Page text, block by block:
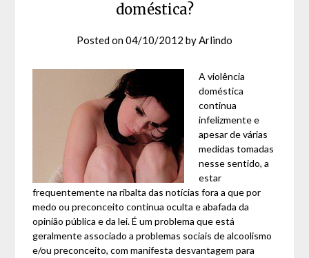
doméstica?
Posted on04/10/2012 byArlindo
A violência
doméstica
continua
infelizmente e
apesar de várias
medidas tomadas
nesse sentido, a
estar
frequentemente na ribalta das notícias fora a que por
medo ou preconceito continua oculta e abafada da
opinião pública e da lei. É um problema que está
geralmente associado a problemas sociais de alcoolismo
e/ou preconceito, com manifesta desvantagem para